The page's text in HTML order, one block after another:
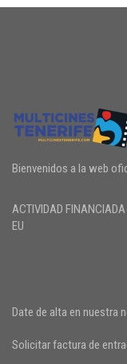
Bienvenidos a la web
ACTIVIDAD FINANCIADA
EU
Date de alta en nuestra
Solicitar factura de